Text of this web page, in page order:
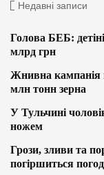
Недавні записи
Голова БЕБ:
млрд грн
Жнивна кампанія
млн тонн зерна
У Тульчині
ножем
Грози, зливи та
погіршиться